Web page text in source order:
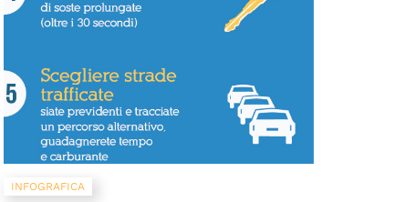
INFOGRAFICA